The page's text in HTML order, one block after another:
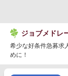
ジョブメドレ
希少な好条件急募求
めに！